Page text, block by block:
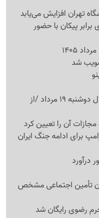
برابر پیکان با حضور
شد
آخرین اخبار از نقل‌ و انتقالات استقلال دوشنبه 19 مرداد /از
آن را تعیین کرد
برای ادامه جنگ ایران
درآورد
تأمین اجتماعی مشخص
رضوی رایگان شد